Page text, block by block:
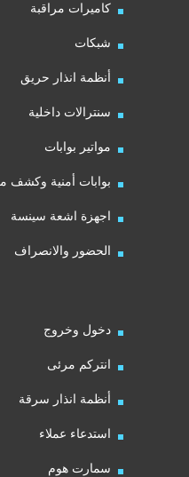
كاميرات مراقبة
شبكات
أنظمة انذار حريق
سنترالات داخلية
مواتير بوابات
بوابات أمنية وكشف
اجهزة اشعة سينسة
الحضور والانصراف
دخول وخروج
انتركم مرئى
أنظمة انذار سرقة
استدعاء عملاء
سمارت هوم